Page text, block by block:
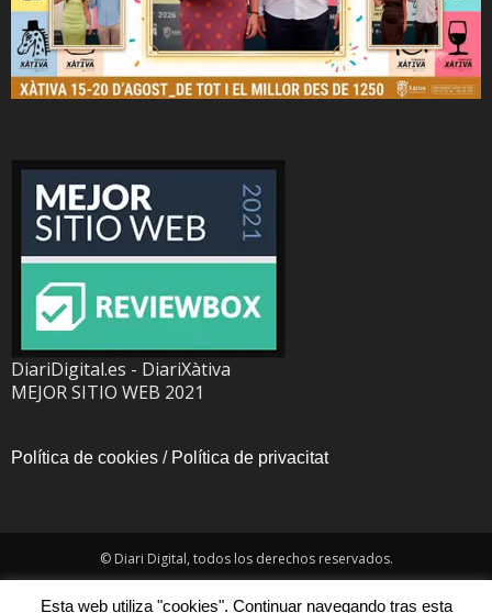
DiariDigital.es - DiariXàtiva
MEJOR SITIO WEB 2021
Política de cookies / Política de privacitat
© Diari Digital, todos los derechos reservados.
Esta web utiliza "cookies". Continuar navegando tras esta